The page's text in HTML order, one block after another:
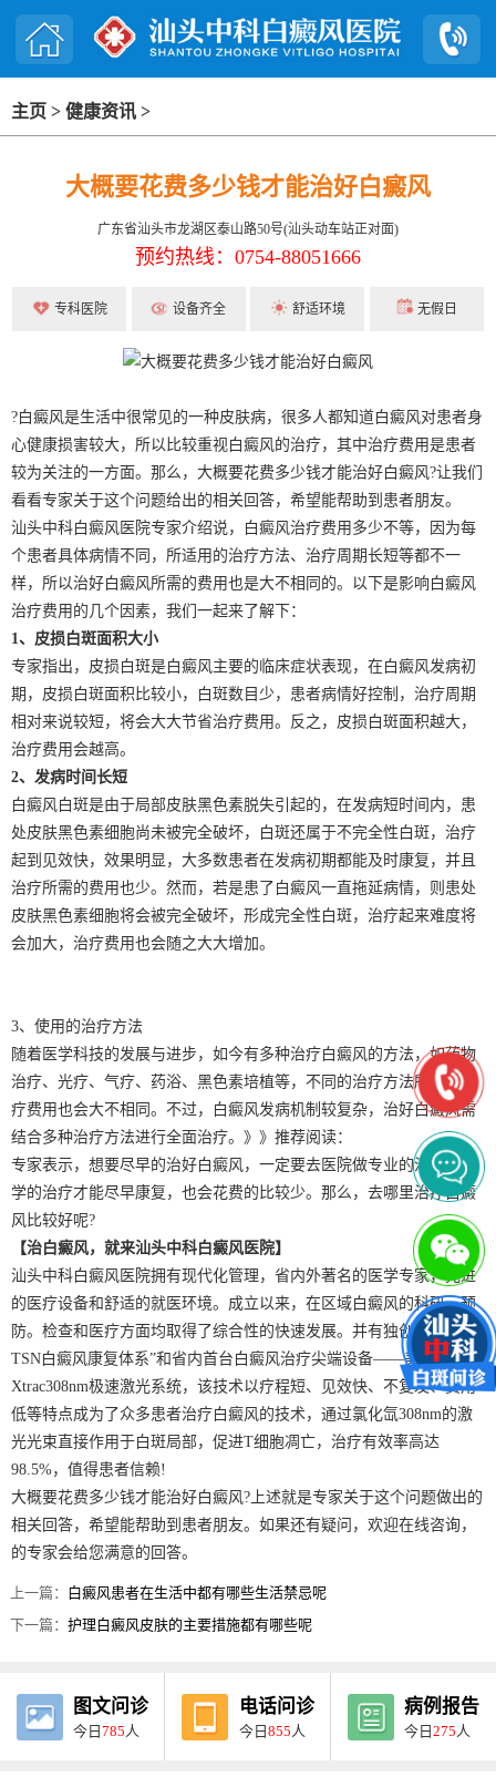
主页 > 健康资讯 >
大概要花费多少钱才能治好白癜风
广东省汕头市龙湖区泰山路50号(汕头动车站正对面)
预约热线：0754-88051666
专科医院 设备齐全 舒适环境 无假日
?白癜风是生活中很常见的一种皮肤病，很多人都知道白癜风对患者身
心健康损害较大，所以比较重视白癜风的治疗，其中治疗费用是患者
较为关注的一方面。那么，大概要花费多少钱才能治好白癜风?让我们
看看专家关于这个问题给出的相关回答，希望能帮助到患者朋友。
汕头中科白癜风医院专家介绍说，白癜风治疗费用多少不等，因为每
个患者具体病情不同，所适用的治疗方法、治疗周期长短等都不一
样，所以治好白癜风所需的费用也是大不相同的。以下是影响白癜风
治疗费用的几个因素，我们一起来了解下：
1、皮损白斑面积大小
专家指出，皮损白斑是白癜风主要的临床症状表现，在白癜风发病初
期，皮损白斑面积比较小，白斑数目少，患者病情好控制，治疗周期
相对来说较短，将会大大节省治疗费用。反之，皮损白斑面积越大，
治疗费用会越高。
2、发病时间长短
白癜风白斑是由于局部皮肤黑色素脱失引起的，在发病短时间内，患
处皮肤黑色素细胞尚未被完全破坏，白斑还属于不完全性白斑，治疗
起到见效快，效果明显，大多数患者在发病初期都能及时康复，并且
治疗所需的费用也少。然而，若是患了白癜风一直拖延病情，则患处
皮肤黑色素细胞将会被完全破坏，形成完全性白斑，治疗起来难度将
会加大，治疗费用也会随之大大增加。
3、使用的治疗方法
随着医学科技的发展与进步，如今有多种治疗白癜风的方法，如药物
治疗、光疗、气疗、药浴、黑色素培植等，不同的治疗方法所需的治
疗费用也会大不相同。不过，白癜风发病机制较复杂，治好白癜风需
结合多种治疗方法进行全面治疗。》》推荐阅读：
专家表示，想要尽早的治好白癜风，一定要去医院做专业的治疗，科
学的治疗才能尽早康复，也会花费的比较少。那么，去哪里治疗白癜
风比较好呢?
【治白癜风，就来汕头中科白癜风医院】
汕头中科白癜风医院拥有现代化管理，省内外著名的医学专家，先进
的医疗设备和舒适的就医环境。成立以来，在区域白癜风的科研，预
防。检查和医疗方面均取得了综合性的快速发展。并有独创的“中科
TSN白癜风康复体系”和省内首台白癜风治疗尖端设备——美国
Xtrac308nm极速激光系统，该技术以疗程短、见效快、不复发、费用
低等特点成为了众多患者治疗白癜风的技术，通过氯化氙308nm的激
光光束直接作用于白斑局部，促进T细胞凋亡，治疗有效率高达
98.5%，值得患者信赖!
大概要花费多少钱才能治好白癜风?上述就是专家关于这个问题做出的
相关回答，希望能帮助到患者朋友。如果还有疑问，欢迎在线咨询，
的专家会给您满意的回答。
上一篇： 白癜风患者在生活中都有哪些生活禁忌呢
下一篇：护理白癜风皮肤的主要措施都有哪些呢
图文问诊
今日785 人
电话问诊
今日855 人
病例报告
今日275 人